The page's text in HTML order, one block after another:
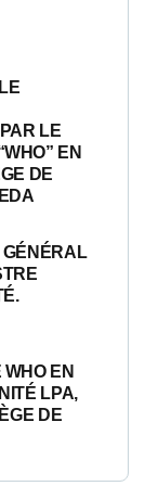
LE
EN
DE
GÉNÉRAL
EN
LPA,
DE